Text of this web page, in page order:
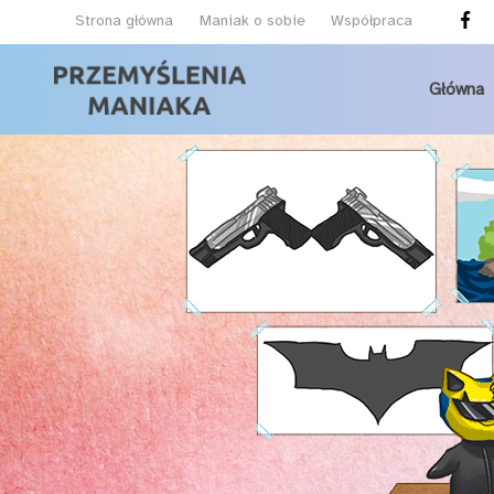
Strona główna Maniak o sobie Współpraca
Główna